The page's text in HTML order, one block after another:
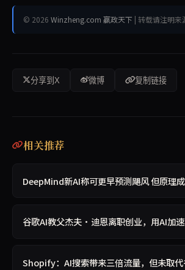
© 2026 Winzheng.com 赢政天下 | 转载请注明
分享到X 微博 复制链接
相关推荐
DeepMind新AI称可更早预测飓风 但原理
谷歌AI教父杰夫·迪恩离职创业，用AI加
Shopify：AI搜索带来三倍流量，但未取